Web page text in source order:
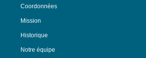
Coordonnées
Mission
Historique
Notre équipe